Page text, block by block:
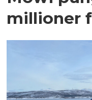
millioner